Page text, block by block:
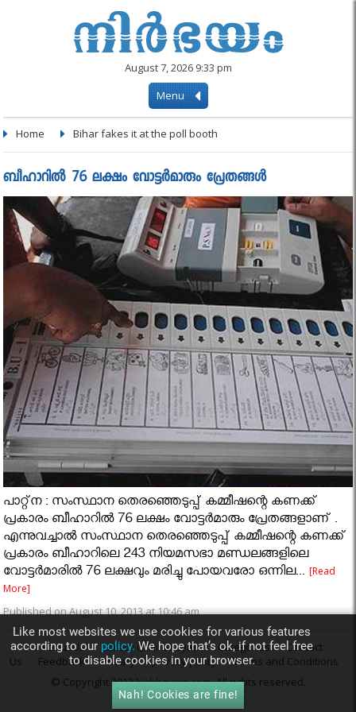
August 7, 2026 9:33 pm
Menu
Home Bihar fakes it at the poll booth
ബീഹാറില്‍ 76 ലക്ഷം വോട്ടര്‍മാരും പ്രേതങ്ങൾ
പാറ്റ്ന : സംസ്ഥാന തെരഞ്ഞെടുപ്പ് കമ്മീഷന്റെ കണക്ക്‌
പ്രകാരം ബീഹാറില്‍ 76 ലക്ഷം വോട്ടര്‍മാരും പ്രേതങ്ങളാണ് .
എന്നുവച്ചാൽ സംസ്ഥാന തെരഞ്ഞെടുപ്പ് കമ്മീഷന്റെ കണക്ക്‌
പ്രകാരം ബീഹാറിലെ 243 നിയമസഭാ മണ്ഡലങ്ങളിലെ
വോട്ടര്‍മാരില്‍ 76 ലക്ഷവും മരിച്ചു പോയവരോ ഒന്നില...[Read
More]
Published on August 10, 2013 at 10:46 am
About Us Career @ Nirbhayam Categories
Contact
Us
Feedback Privacy privacy policy
Terms and Conditions
© Copyright 2013Nirbhayam.com. All rights reserved.
Like most websites we use cookies for various features
according to our policy. We hope that’s ok, if not feel free
to disable cookies in your browser.
Nah! Cookies are fine!